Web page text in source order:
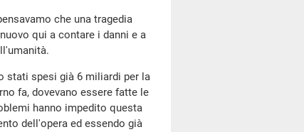
che una tragedia
qui a contare i danni e a
stati spesi già 6 miliardi per la
fa, dovevano essere fatte le
hanno impedito questa
dell'opera ed essendo già